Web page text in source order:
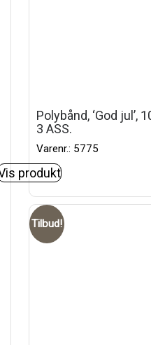
Polybånd, ‘God jul’,
3 ASS.
Varenr.: 5775
produkt
Tilbud!